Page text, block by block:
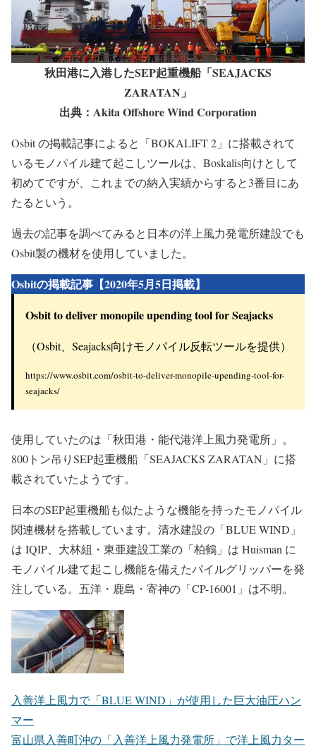
Osbit製の機材は日本の洋上風力でも
秋田港に入港したSEP起重機船「SEAJACKS
ZARATAN」
いるモノパイル建て起こしツールは、Boskalis向けとして
初めてですが、これまでの納入実績からすると3番目にあ
たるという。
過去の記事を調べてみると日本の洋上風力発電所建設でも
Osbit製の機材を使用していました。
Osbitの掲載記事【2020年5月5日掲載】
Osbit to deliver monopile upending tool for Seajacks
（Osbit、Seajacks向けモノパイル反転ツールを提供）
https://www.osbit.com/osbit-to-deliver-monopile-upending-tool-for-
seajacks/
使用していたのは「秋田港・能代港洋上風力発電所」。
800トン吊りSEP起重機船「SEAJACKS ZARATAN」に搭